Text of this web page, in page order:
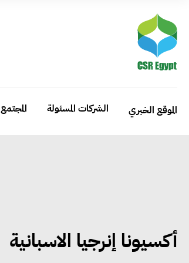
الموقع الخبري الشركات المسئولة المجتمع
أكسيونا إنرجيا الاسبانية